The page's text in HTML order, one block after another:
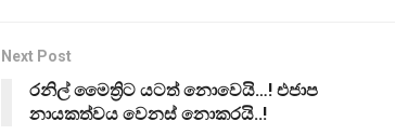
Next Post
රනිල් මෛත්‍රිට යටත් නොවෙයි…! එජාප
නායකත්වය වෙනස් නොකරයි..!